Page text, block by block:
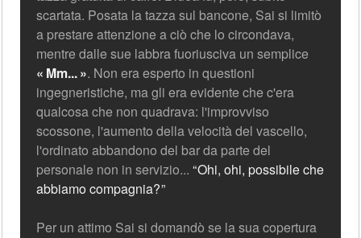
scartata. Posata la tazza sul bancone, Sai si limitò
a prestare attenzione a ciò che lo circondava,
mentre dalle sue labbra fuoriusciva un semplice
Mm... . Non era esperto in questioni
ingegneristiche, ma gli era evidente che c'era
qualcosa che non quadrava: l'improvviso
scossone, l'aumento della velocità del vascello,
l'ordinato abbandono del bar da parte del
personale non in servizio... Ohi, ohi, possibile che
abbiamo compagnia?
Per un attimo Sai si domandò se la sua copertura